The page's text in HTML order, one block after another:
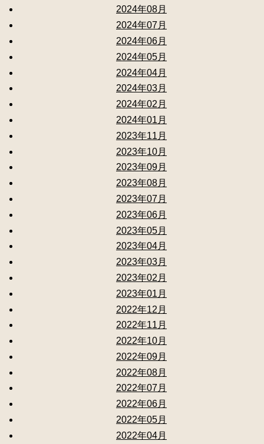
2024年08月
2024年07月
2024年06月
2024年05月
2024年04月
2024年03月
2024年02月
2024年01月
2023年11月
2023年10月
2023年09月
2023年08月
2023年07月
2023年06月
2023年05月
2023年04月
2023年03月
2023年02月
2023年01月
2022年12月
2022年11月
2022年10月
2022年09月
2022年08月
2022年07月
2022年06月
2022年05月
2022年04月